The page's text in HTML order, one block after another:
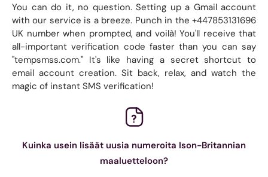
You can do it, no question. Setting up a Gmail account
with our service is a breeze. Punch in the +447853131696
UK number when prompted, and voilà! You'll receive that
all-important verification code faster than you can say
"tempsmss.com." It's like having a secret shortcut to
email account creation. Sit back, relax, and watch the
magic of instant SMS verification!
Kuinka usein lisäät uusia numeroita Ison-Britannian
maaluetteloon?